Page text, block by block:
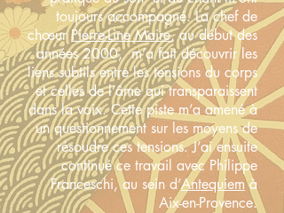
toujours accompagné. La chef de
chœurPierre-Line Maire, au début des
années 2000, m’a fait découvrir les
liens subtils entre les tensions du corps
et celles de l’âme qui transparaissent
dans la voix. Cette piste m’a amené à
un questionnement sur les moyens de
résoudre ces tensions. J’ai ensuite
continué ce travail avec Philippe
Franceschi, au sein d’Antequiemà
Aix-en-Provence.